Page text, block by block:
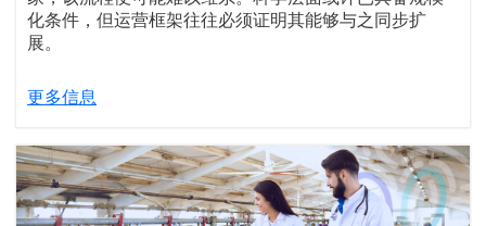
化条件，但运营框架往往必须证明其能够与之同步扩
展。
更多信息